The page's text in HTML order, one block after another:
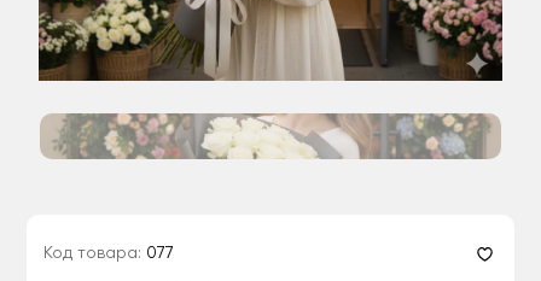
Код товара: 077